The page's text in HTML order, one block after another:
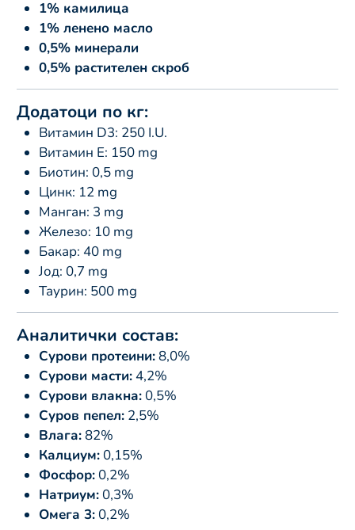
1% камилица
1% ленено масло
0,5% минерали
0,5% растителен скроб
Додатоци по кг:
Витамин D3: 250 I.U.
Витамин Е: 150 mg
Биотин: 0,5 mg
Цинк: 12 mg
Манган: 3 mg
Железо: 10 mg
Бакар: 40 mg
Јод: 0,7 mg
Таурин: 500 mg
Аналитички состав:
Сурови протеини:8,0%
Сурови масти:4,2%
Сурови влакна: 0,5%
Суров пепел: 2,5%
Влага:82%
Калциум: 0,15%
Фосфор: 0,2%
Натриум: 0,3%
Омега 3: 0,2%